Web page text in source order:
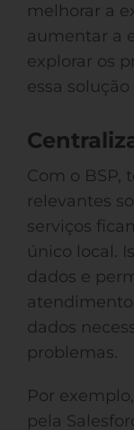
melhorar a
aumentar a
explorar os
essa
Com o BSP,
relevantes
serviços
único local.
dados e
dados
problemas.
Por
pela